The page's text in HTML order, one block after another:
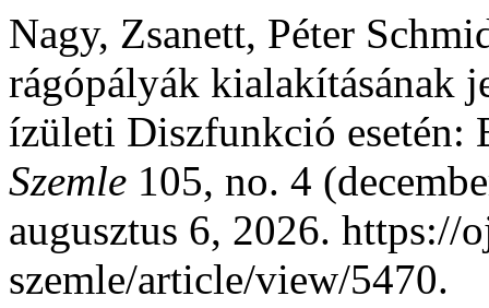
Nagy, Zsanett, Péter
rágópályák kialakításának
ízületi Diszfunkció esetén:
Szemle 105, no. 4
augusztus 6, 2026.
szemle/article/view/5470.